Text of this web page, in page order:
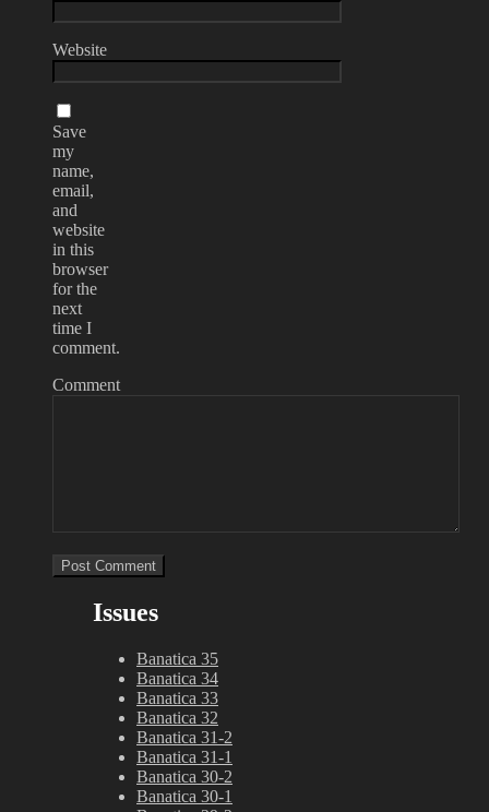
Website
Save
my
name,
email,
and
website
in this
browser
for the
next
time I
comment.
Comment
Issues
Banatica 35
Banatica 34
Banatica 33
Banatica 32
Banatica 31-2
Banatica 31-1
Banatica 30-2
Banatica 30-1